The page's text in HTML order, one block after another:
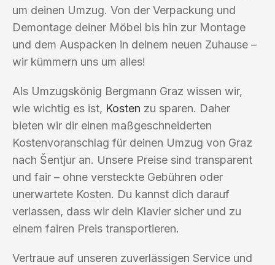
um deinen Umzug. Von der Verpackung und
Demontage deiner Möbel bis hin zur Montage
und dem Auspacken in deinem neuen Zuhause –
wir kümmern uns um alles!
Als Umzugskönig Bergmann Graz wissen wir,
wie wichtig es ist, Kosten zu sparen. Daher
bieten wir dir einen maßgeschneiderten
Kostenvoranschlag für deinen Umzug von Graz
nach Šentjur an. Unsere Preise sind transparent
und fair – ohne versteckte Gebühren oder
unerwartete Kosten. Du kannst dich darauf
verlassen, dass wir dein Klavier sicher und zu
einem fairen Preis transportieren.
Vertraue auf unseren zuverlässigen Service und